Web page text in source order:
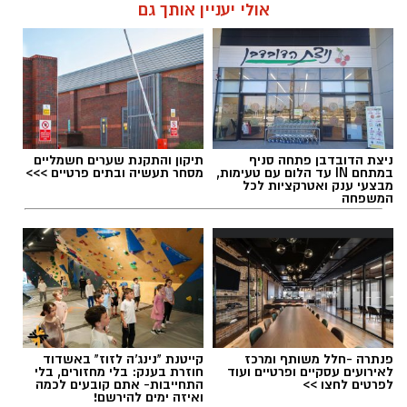
מועצה אזורית ערבה תיכונה
אלדה נתנאל / 17:25 09.08.26
תגים:מועצה יואב
אולי יעניין אותך גם
ניצת הדובדבן פתחה סניף
במתחם IN עד הלום עם טעימות,
מבצעי ענק ואטרקציות לכל
המשפחה
תיקון והתקנת שערים חשמליים
מסחר תעשיה ובתים פרטיים >>>
פנתרה -חלל משותף ומרכז
לאירועים עסקיים ופרטיים ועוד
לפרטים לחצו >>
קייטנת "נינג'ה לזוז" באשדוד
חוזרת בענק: בלי מחזורים, בלי
התחייבות- אתם קובעים לכמה
ואיזה ימים להירשם!